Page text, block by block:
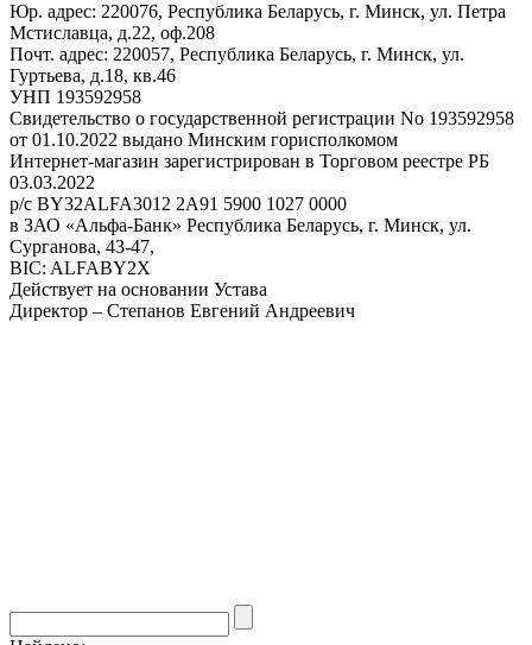
Юр. адрес: 220076, Республика Беларусь, г. Минск, ул. Петра
Мстиславца, д.22, оф.208
Почт. адрес: 220057, Республика Беларусь, г. Минск, ул.
Гуртьева, д.18, кв.46
УНП 193592958
Свидетельство о государственной регистрации No 193592958
от 01.10.2022 выдано Минским горисполкомом
Интернет-магазин зарегистрирован в Торговом реестре РБ
03.03.2022
р/с BY32ALFA3012 2A91 5900 1027 0000
в ЗАО «Альфа-Банк» Республика Беларусь, г. Минск, ул.
Сурганова, 43-47,
BIC: ALFABY2X
Действует на основании Устава
Директор – Степанов Евгений Андреевич